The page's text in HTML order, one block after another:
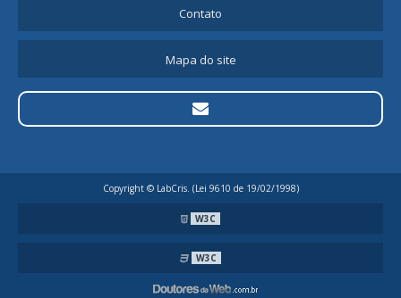
Contato
Mapa do site
Copyright © LabCris. (Lei 9610 de 19/02/1998)
W3C
W3C